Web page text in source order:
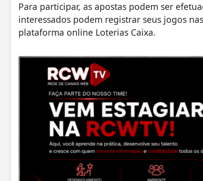
Para participar, as apostas podem ser
interessados podem registrar seus jogos
plataforma online Loterias Caixa.